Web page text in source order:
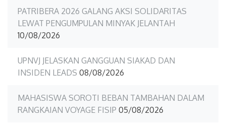
PATRIBERA 2026 GALANG AKSI SOLIDARITAS
LEWAT PENGUMPULAN MINYAK JELANTAH
10/08/2026
UPNVJ JELASKAN GANGGUAN SIAKAD DAN
INSIDEN LEADS 08/08/2026
MAHASISWA SOROTI BEBAN TAMBAHAN DALAM
RANGKAIAN VOYAGE FISIP 05/08/2026